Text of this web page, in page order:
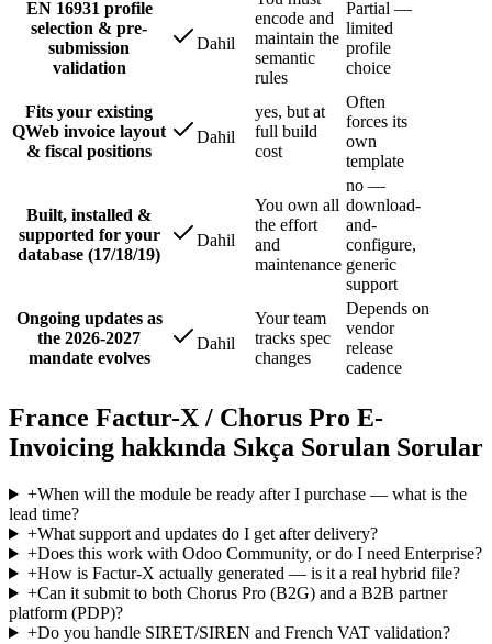
EN 16931 profile
selection & pre-
submission
validation
Dahil
encode and
maintain the
semantic
rules
Partial —
limited
profile
choice
Fits your existing
QWeb invoice layout
& fiscal positions
Dahil
yes, but at
full build
cost
Often
forces its
own
template
Built, installed &
supported for your
database (17/18/19)
Dahil
You own all
the effort
and
maintenance
no —
download-
and-
configure,
generic
support
Ongoing updates as
the 2026-2027
mandate evolves
Dahil
Your team
tracks spec
changes
Depends on
vendor
release
cadence
France Factur-X / Chorus Pro E-
Invoicing hakkında Sıkça Sorulan Sorular
+When will the module be ready after I purchase — what is the
lead time?
+What support and updates do I get after delivery?
+Does this work with Odoo Community, or do I need Enterprise?
+How is Factur-X actually generated — is it a real hybrid file?
+Can it submit to both Chorus Pro (B2G) and a B2B partner
platform (PDP)?
+Do you handle SIRET/SIREN and French VAT validation?